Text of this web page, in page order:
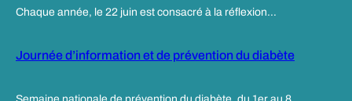
Chaque année, le 22 juin est consacré à la réflexion…
Journée d’information et de prévention du diabète